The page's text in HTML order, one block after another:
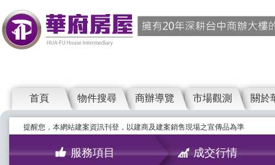
首頁 物件搜尋 商辦導覽 市場觀測 關於
提醒您，本網站建案資訊刊登，以建商及建案銷售現場之宣傳品為準
服務項目 成交行情